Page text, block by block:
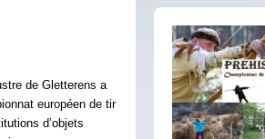
de Gletterens a
européen de tir
d’objets